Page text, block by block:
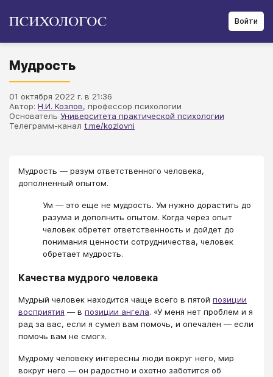
Войти
Мудрость
01 октября 2022 г. в 21:36
Автор: Н.И. Козлов, профессор психологии
Основатель Университета практической психологии
Телеграмм-канал t.me/kozlovni
Мудрость — разум ответственного человека,
дополненный опытом.
Ум — это еще не мудрость. Ум нужно дорастить до
разума и дополнить опытом. Когда через опыт
человек обретет ответственность и дойдет до
понимания ценности сотрудничества, человек
обретает мудрость.
Качества мудрого человека
Мудрый человек находится чаще всего в пятой позиции
восприятия — в позиции ангела. «У меня нет проблем и я
рад за вас, если я сумел вам помочь, и опечален — если
помочь вам не смог».
Мудрому человеку интересны люди вокруг него, мир
вокруг него — он радостно и охотно заботится об